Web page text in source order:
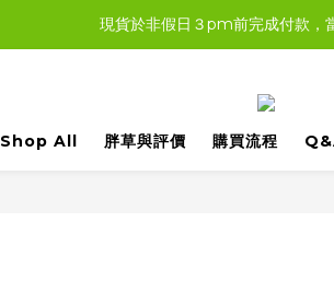
現貨商品，大多都可任選３
現貨於非假日３pm前完成付款，
Shop All 胖草與評價 購買流程